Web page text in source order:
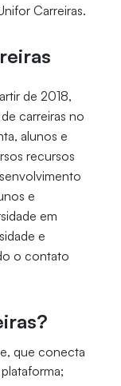
Carreiras.
de 2018,
carreiras no
alunos e
recursos
e
em
e
o contato
que conecta